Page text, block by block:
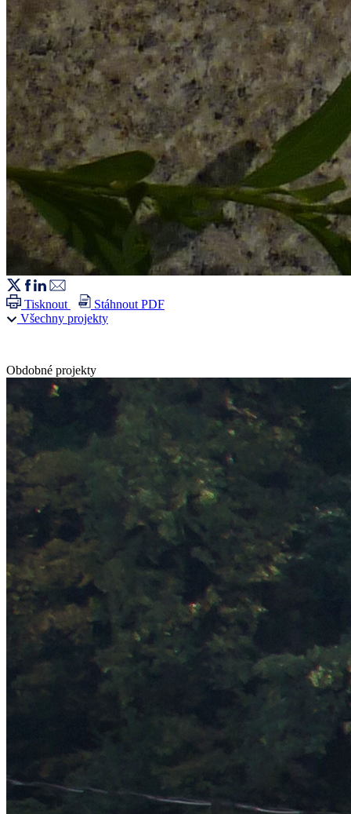
Tisknout
Stáhnout PDF
Všechny projekty
Obdobné projekty